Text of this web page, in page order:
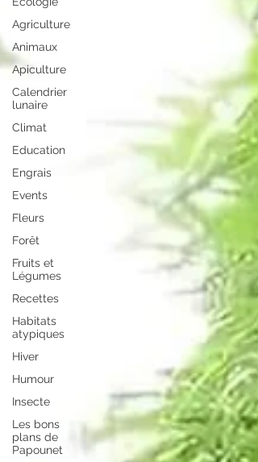
Agriculture
Animaux
Apiculture
Calendrier
lunaire
Climat
Education
Engrais
Events
Fleurs
Forêt
Fruits et
Légumes
Recettes
Habitats
atypiques
Hiver
Humour
Insecte
Les bons
plans de
Papounet